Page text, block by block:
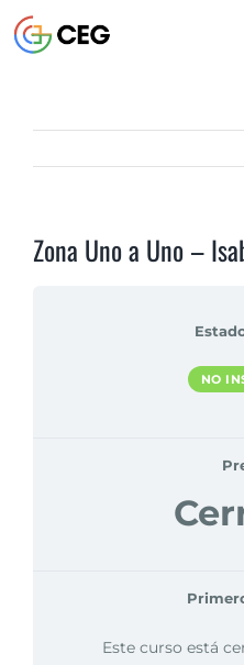
al
contenido
BIBLIOTECA
Zona Uno a Uno –
NO
Este curso está